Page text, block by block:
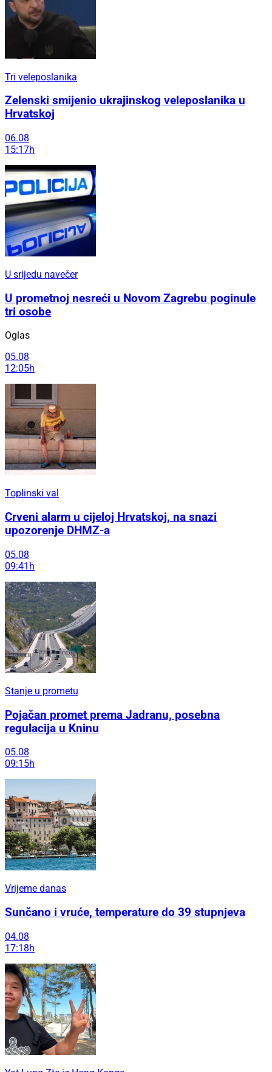
Tri veleposlanika
Zelenski smijenio ukrajinskog veleposlanika u
Hrvatskoj
06.08
15:17h
U srijedu navečer
U prometnoj nesreći u Novom Zagrebu poginule
tri osobe
Oglas
05.08
12:05h
Toplinski val
Crveni alarm u cijeloj Hrvatskoj, na snazi
upozorenje DHMZ-a
05.08
09:41h
Stanje u prometu
Pojačan promet prema Jadranu, posebna
regulacija u Kninu
05.08
09:15h
Vrijeme danas
Sunčano i vruće, temperature do 39 stupnjeva
04.08
17:18h